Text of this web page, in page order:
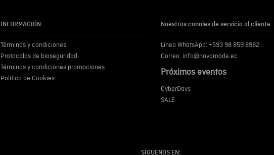
INFORMACIÓN
Términos y condiciones
Protocolos de bioseguridad
Términos y condiciones promociones
Política de Cookies
Nuestros canales de servicio al cliente
Línea WhatsApp: +593 98 859 8982
Correo: info@novomode.ec
Próximos eventos
CyberDays
SALE
SÍGUENOS EN: